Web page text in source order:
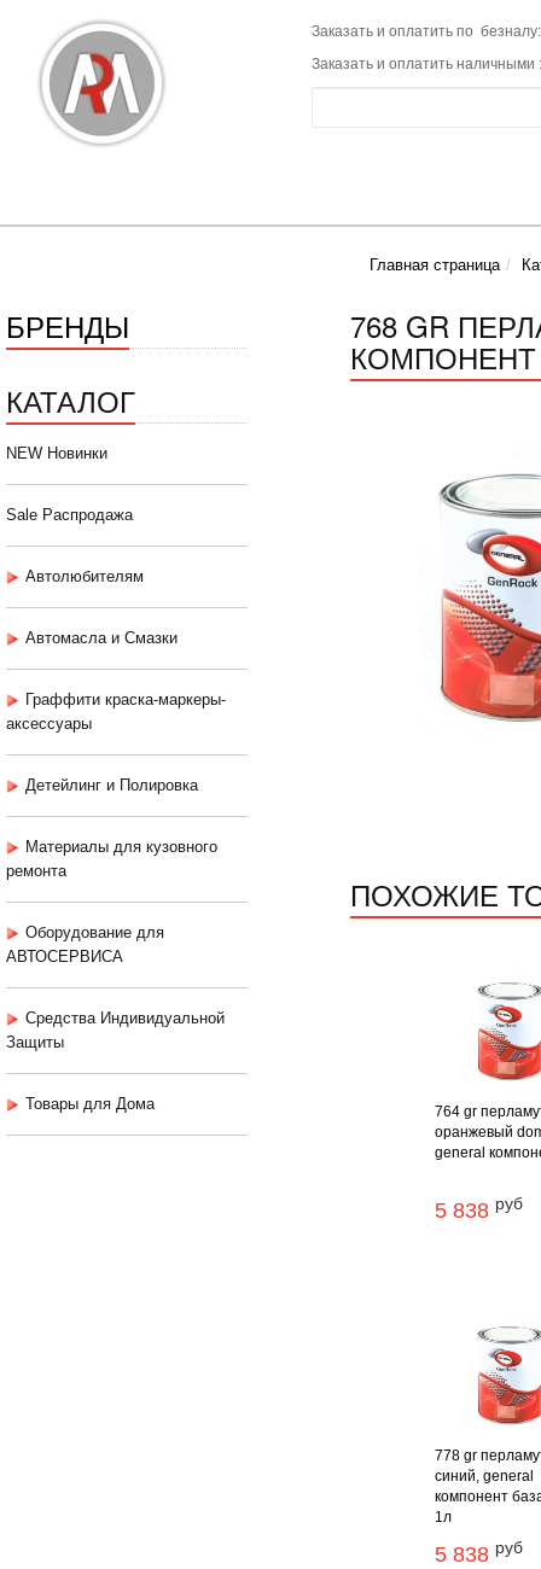
Заказать и оплатить по
Заказать и оплатить наличными
Главная страница
БРЕНДЫ
КАТАЛОГ
NEW Новинки
Sale Распродажа
Автолюбителям
Автомасла и Смазки
Граффити краска-маркеры-
аксессуары
Детейлинг и Полировка
Материалы для кузовного
ремонта
Оборудование для
АВТОСЕРВИСА
Средства Индивидуальной
Защиты
Товары для Дома
768 GR
КОМПОНЕНТ
ПОХОЖИЕ
764 gr
оранжевый
general
5 838 руб
778 gr
синий, general
компонент
1л
5 838 руб